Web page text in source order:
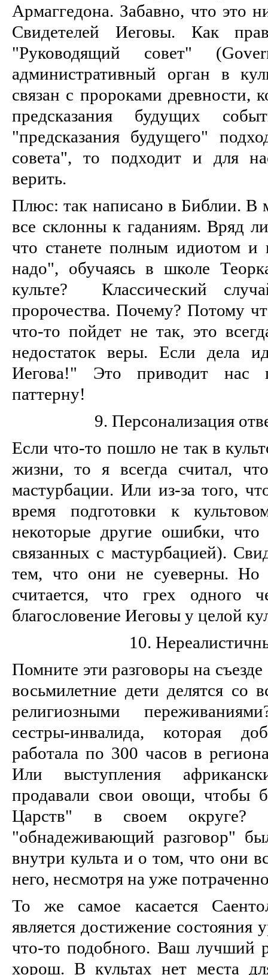
Армаггедона. Забавно, что это
Свидетелей Иеговы. Как
"Руководящий совет"
административный орган в
связан с пророками древности,
предсказания будущих
"предсказания будущего"
совета", то подходит и для
верить.
Плюс: так написано в Библии. В
все склонны к гаданиям. Вряд
что станете полным идиотом и
надо", обучаясь в школе
культе? Классический
пророчества. Почему? Потому
что-то пойдет не так, это
недостаток веры. Если дела
Иегова!" Это приводит нас
паттерну!
9. Персонализация
Если что-то пошло не так в
жизни, то я всегда считал,
мастурбации. Или из-за того,
время подготовки к
некоторые другие ошибки,
связанных с мастурбацией).
тем, что они не суеверны. Но
считается, что грех одного
благословение Иеговы у целой
10.
Помните эти разговоры на
восьмилетние дети делятся со
религиозными
сестры-инвалида, которая
работала по 300 часов в
Или выступления
продавали свои овощи, чтобы
Царств" в своем
"обнадеживающий разговор"
внутри культа и о том, что они
него, несмотря на уже
То же самое касается
является достижение состояния
что-то подобного. Ваш лучший
хорош. В культах нет места